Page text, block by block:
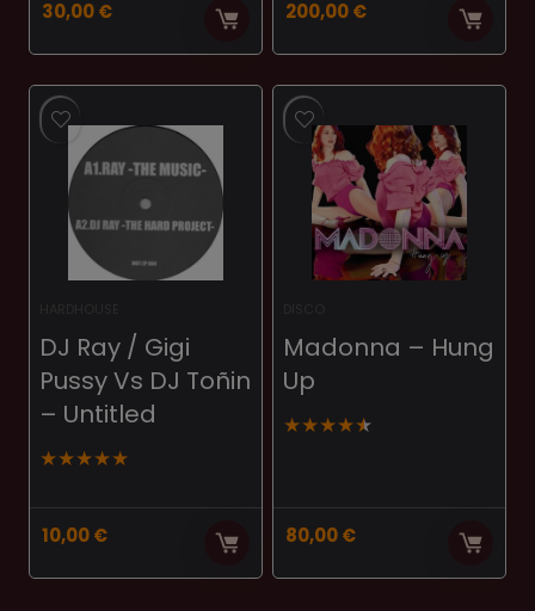
30,00€ 200,00€
DJ Ray / Gigi
Pussy Vs DJ Toñin
‎– Untitled
★★★★★
10,00€
Madonna ‎– Hung
Up
★★★★★
80,00€